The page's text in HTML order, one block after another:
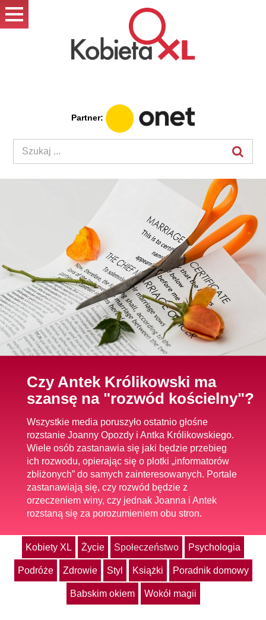
Partner:
Czy Antek Królikowski ma
szansę na "rozwód kościelny"?
Wszystkie media poruszyło ostatnio głośne
rozstanie Joanny Opozdy i Antka Królikowskiego.
Wiele osób zastanawia się jaki będzie przebieg
ich rozwodu, opierając się o plotki „informatorów
zbliżonych” do samych zainteresowanych. Portale
zastanawiają się, czy rozwód będzie z
orzeczeniem winy, czy jednak Joanna i Antek
rozstaną się za porozumieniem obu stron.
Kobiety XL Życie Społeczeństwo Psychologia
Podróże Zdrowie Styl Książki Poradnik domowy
Babskim okiem Wokół magii